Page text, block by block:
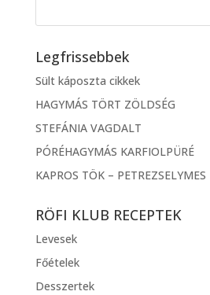
Legfrissebbek
Sült káposzta cikkek
HAGYMÁS TÖRT ZÖLDSÉG
STEFÁNIA VAGDALT
PÓRÉHAGYMÁS KARFIOLPÜRÉ
KAPROS TÖK –
RÖFI KLUB RECEPTEK
Levesek
Főételek
Desszertek